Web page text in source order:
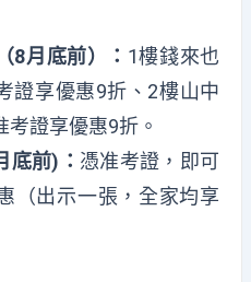
8月底前）： 1樓錢來也
證享優惠9折、2樓山中
證享優惠9折。
底前)： 憑准考證，即可
（出示一張，全家均享